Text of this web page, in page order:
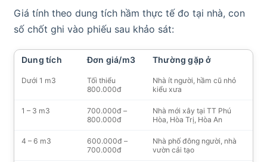
Giá tính theo dung tích hầm thực tế đo tại nhà, con
số chốt ghi vào phiếu sau khảo sát:
Dung tích Đơn giá/m3 Thường gặp ở
Dưới 1 m3
Tối thiểu
800.000đ
Nhà ít người, hầm cũ nhỏ
kiểu xưa
1 – 3 m3
700.000đ –
800.000đ
Nhà mới xây tại TT Phú
Hòa, Hòa Trị, Hòa An
4 – 6 m3
600.000đ –
700.000đ
Nhà phố đông người, nhà
vườn cải tạo